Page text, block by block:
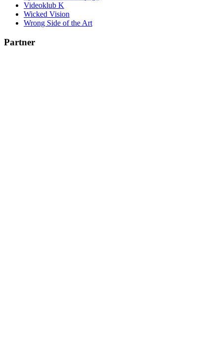
Videoklub K
Wicked Vision
Wrong Side of the Art
Partner